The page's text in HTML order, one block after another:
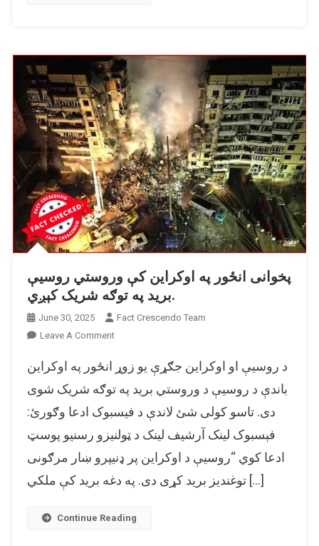
پخوانی انځور په اوکراین کې وروستي روسیې
بريد په توګه شریک کېږي.
June 30, 2025
Fact Crescendo Team
Leave A CommentOn
انځور
اوکراین
کې
وروستي
بريد
په
شریک
د روسیې او اوکراین جګړې یو زوړ انځور په اوکراین
باندې د روسیې د وروستي برید په توګه شریک شوی
دی. تاسو کولی شئ لاندې د فیسبوک ادعا وګورئ:
فېسبوک لینک آرشيف لینک د ټولنیزو رسنیو پوسټ
ادعا کوي “روسیې د اوکراین پر ډنیپرو ښار مرګونی
توغندیز برید کړی دی. په دغه برید کې ملکي […]
Continue Reading